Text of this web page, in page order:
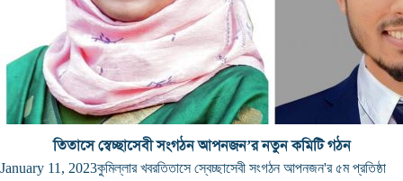
তিতাসে স্বেচ্ছাসেবী সংগঠন আপনজন’র নতুন কমিটি গঠন
January 11, 2023কুমিল্লার খবরতিতাসে স্বেচ্ছাসেবী সংগঠন আপনজন'র ৫ম প্রতিষ্ঠা